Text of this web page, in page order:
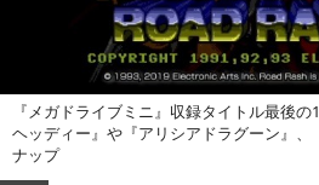
『メガドライブミニ』収録タイトル最後
ヘッディー』や『アリシアドラグーン』
ナップ